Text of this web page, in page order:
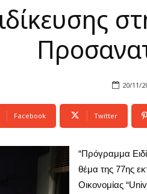
20/11/
Facebook Twitter
“Πρόγραμμα
θέμα της 77ης
Οικονομίας